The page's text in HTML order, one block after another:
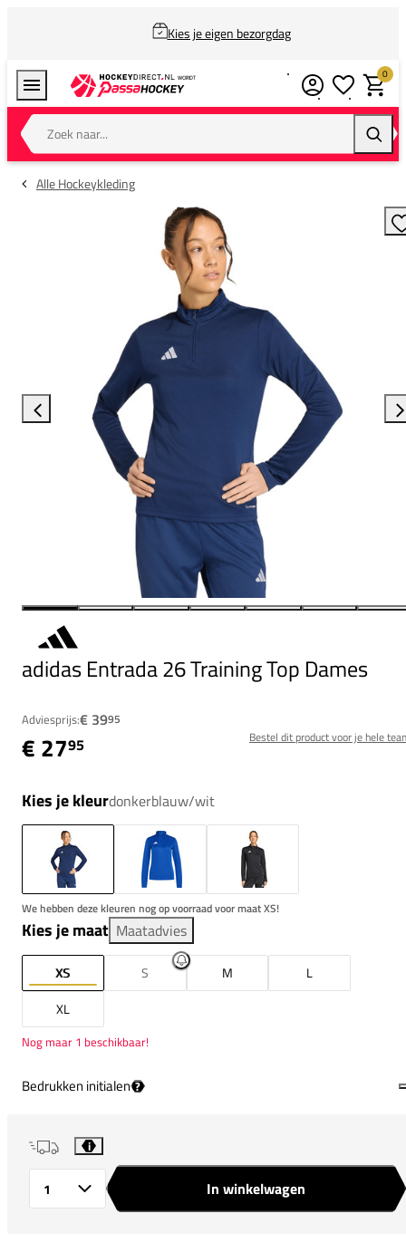
Kies je eigen bezorgdag
Zoek naar...
0
Alle Hockeykleding
adidas Entrada 26 Training Top Dames
Adviesprijs:€ 3995
€ 2795 Bestel dit product voor je hele
Kies je kleurdonkerblauw/wit
We hebben deze kleuren nog op voorraad voor maat XS!
Kies je maat Maatadvies
XS S M
L
XL
Nog maar 1 beschikbaar!
Bedrukken initialen ?
i
In winkelwagen